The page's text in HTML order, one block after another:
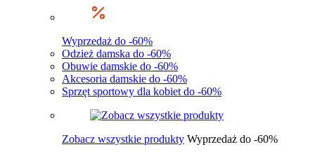
Wyprzedaż do -60%
Odzież damska do -60%
Obuwie damskie do -60%
Akcesoria damskie do -60%
Sprzęt sportowy dla kobiet do -60%
Zobacz wszystkie produkty Wyprzedaż do -60%